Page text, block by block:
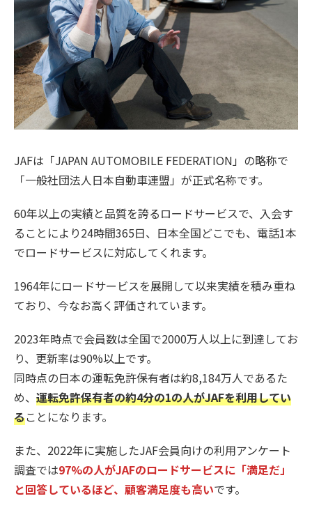
JAFは「JAPAN AUTOMOBILE FEDERATION」の略称で
「一般社団法人日本自動車連盟」が正式名称です。
60年以上の実績と品質を誇るロードサービスで、入会す
ることにより24時間365日、日本全国どこでも、電話1本
でロードサービスに対応してくれます。
1964年にロードサービスを展開して以来実績を積み重ね
ており、今なお高く評価されています。
2023年時点で会員数は全国で2000万人以上に到達してお
り、更新率は90%以上です。
同時点の日本の運転免許保有者は約8,184万人であるた
め、 運転免許保有者の約4分の1の人がJAFを利用してい
ることになります。
また、2022年に実施したJAF会員向けの利用アンケート
調査では97%の人がJAFのロードサービスに「満足だ」
と回答しているほど、顧客満足度も高いです。